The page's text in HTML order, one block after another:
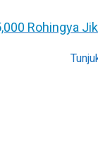
Rohingya